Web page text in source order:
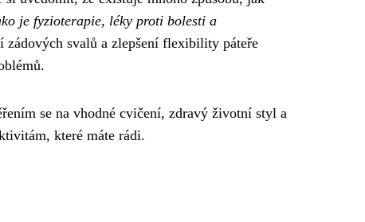
je fyzioterapie, léky proti bolesti a
zádových svalů a zlepšení flexibility páteře
se na vhodné cvičení, zdravý životní styl a
které máte rádi.